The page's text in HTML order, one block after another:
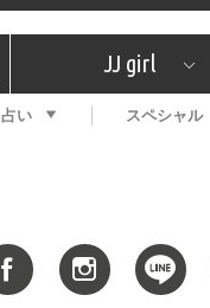
プチプラ プレゼント
What's NEW？ 特集
プレゼント
恋愛
JJ girl
特集 おしゃラン！
占い スペシャル